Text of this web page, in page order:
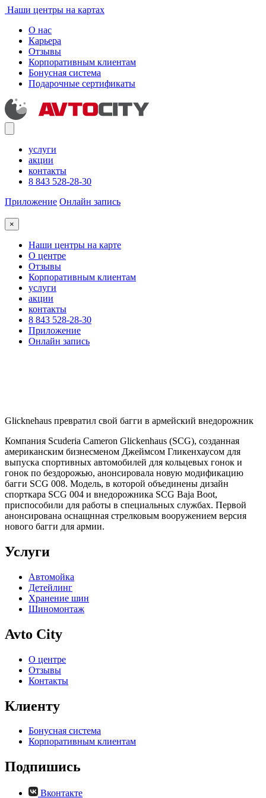
Наши центры на картах
О нас
Карьера
Отзывы
Корпоративным клиентам
Бонусная система
Подарочные сертификаты
услуги
акции
контакты
8 843 528-28-30
Приложение Онлайн запись
×
Наши центры на карте
О центре
Отзывы
Корпоративным клиентам
услуги
акции
контакты
8 843 528-28-30
Приложение
Онлайн запись
Glicknehaus превратил свой багги в армейский внедорожник
Компания Scuderia Cameron Glickenhaus (SCG), созданная
американским бизнесменом Джеймсом Гликенхаусом для
выпуска спортивных автомобилей для кольцевых гонок и
гонок по бездорожью, анонсировала новую модификацию
багги SCG 008. Модель, в которой объединены дизайн
спорткара SCG 004 и внедорожника SCG Baja Boot,
приспособили для работы в специальных службах. Первой
анонсирована оснащнная стрелковым вооружением версия
нового багги для армии.
Услуги
Автомойка
Детейлинг
Хранение шин
Шиномонтаж
Avto City
О центре
Отзывы
Контакты
Клиенту
Бонусная система
Корпоративным клиентам
Подпишись
Вконтакте